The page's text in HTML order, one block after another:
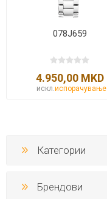
078J659
4.950,00 MKD
искл. испорачување
Категории
Брендови